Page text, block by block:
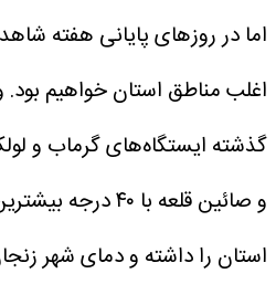
اما در روز‌های پایانی هفته
اغلب مناطق استان خواهیم بود.
و صائین قلعه با